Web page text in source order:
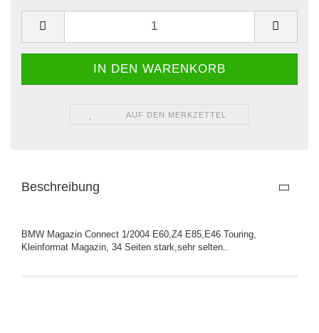
AUF DEN MERKZETTEL
Beschreibung
BMW Magazin Connect 1/2004 E60,Z4 E85,E46 Touring,
Kleinformat Magazin, 34 Seiten stark,sehr selten..